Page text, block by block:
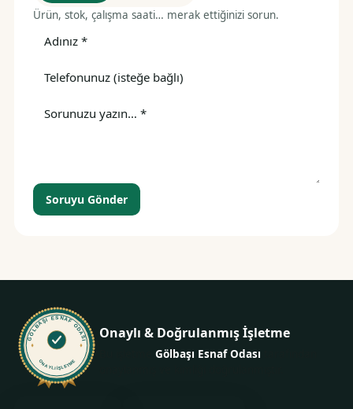
Ürün, stok, çalışma saati… merak ettiğinizi sorun.
Soruyu Gönder
GÖLBAŞI ESNAF ODASI
ONAYLI İŞLETME
Onaylı & Doğrulanmış İşletme
Gölbaşı Esnaf Odası